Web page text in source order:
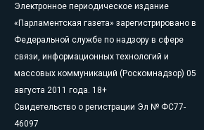
Электронное периодическое издание
«Парламентская газета» зарегистрировано в
Федеральной службе по надзору в сфере
связи, информационных технологий и
массовых коммуникаций (Роскомнадзор) 05
августа 2011 года. 18+
Свидетельство о регистрации Эл № ФС77-
46097